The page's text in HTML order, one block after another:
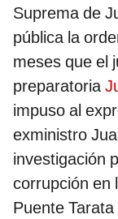
Suprema de
pública la
meses que el
preparatoria
impuso al
exministro
investigación
corrupción en
Puente Tarata